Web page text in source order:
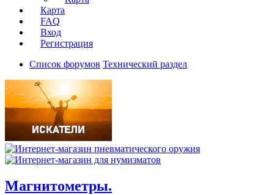
Карта
FAQ
Вход
Регистрация
Список форумов Технический раздел
Магнитометры.